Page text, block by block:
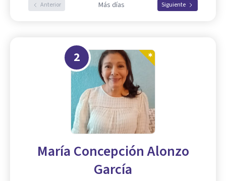
Anterior Más días Siguiente
2
María Concepción Alonzo
García